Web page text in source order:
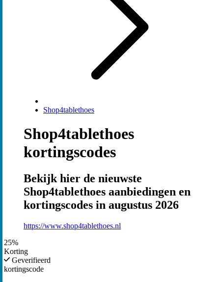
Shop4tablethoes
Shop4tablethoes
kortingscodes
Bekijk hier de nieuwste
Shop4tablethoes aanbiedingen en
kortingscodes in augustus 2026
https://www.shop4tablethoes.nl
25%
Korting
Geverifieerd
kortingscode